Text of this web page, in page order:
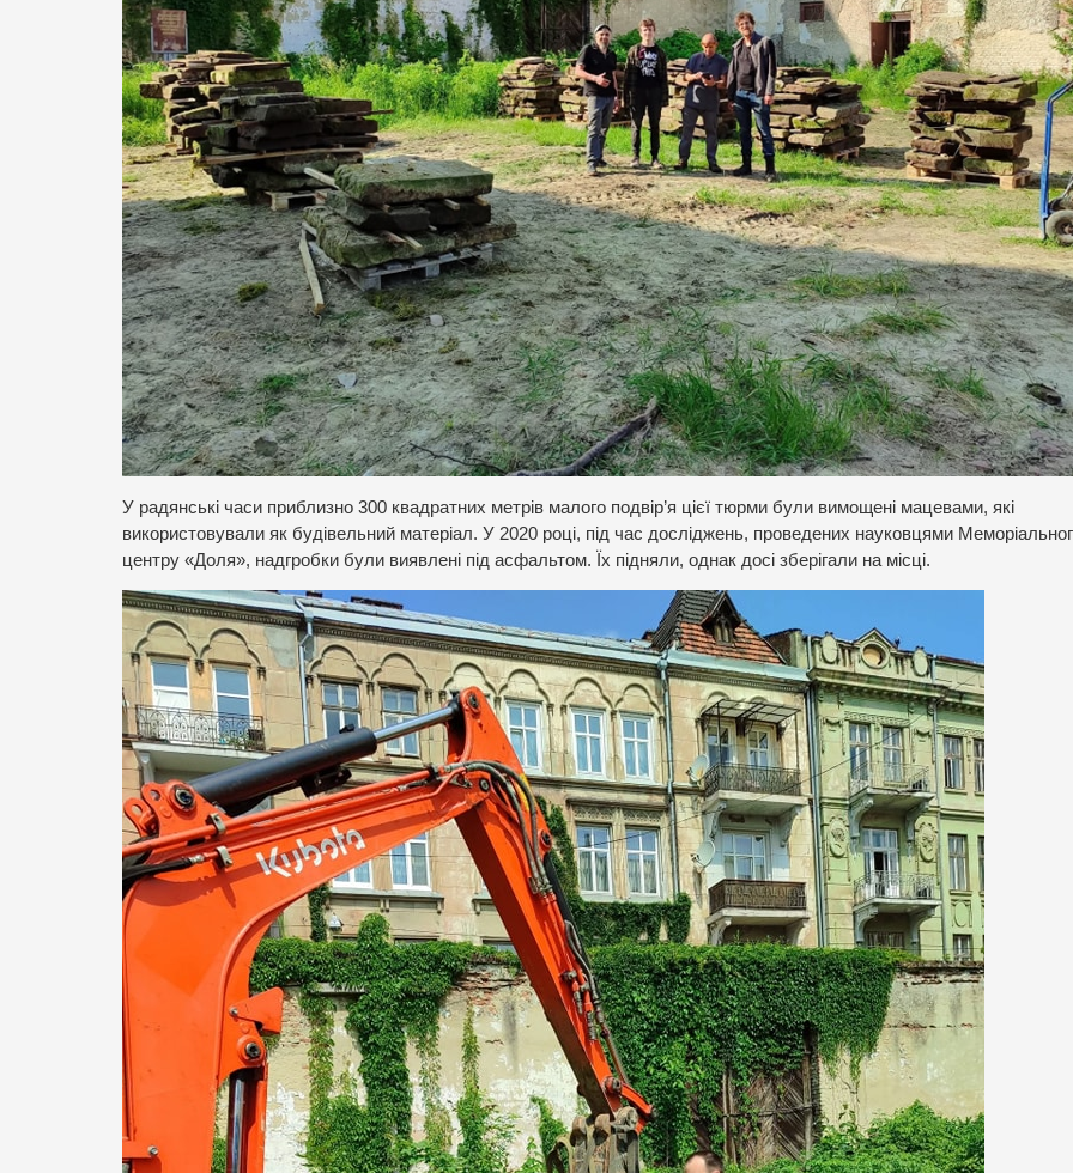
У радянські часи приблизно 300 квадратних метрів малого подвір’я цієї тюрми були вимощені мацевами, які
використовували як будівельний матеріал. У 2020 році, під час досліджень, проведених науковцями
центру «Доля», надгробки були виявлені під асфальтом. Їх підняли, однак досі зберігали на місці.